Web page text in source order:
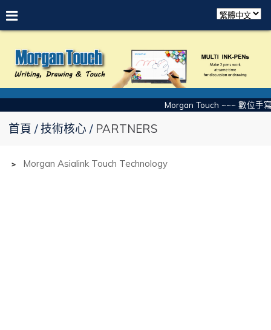
Morgan Touch ~~~ 數位手
首頁 技術核心 PARTNERS
﹥ Morgan Asialink Touch Technology